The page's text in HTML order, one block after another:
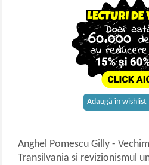
Anghel Pomescu Gilly-
Transilvania si revizionismul
Adaugă în wishlist